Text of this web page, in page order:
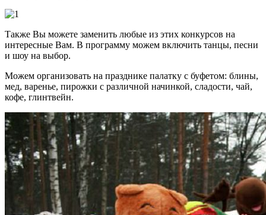
Также Вы можете заменить любые из этих конкурсов на
интересные Вам. В программу можем включить танцы, песни
и шоу на выбор.
Можем организовать на празднике палатку с буфетом: блины,
мед, варенье, пирожки с различной начинкой, сладости, чай,
кофе, глинтвейн.